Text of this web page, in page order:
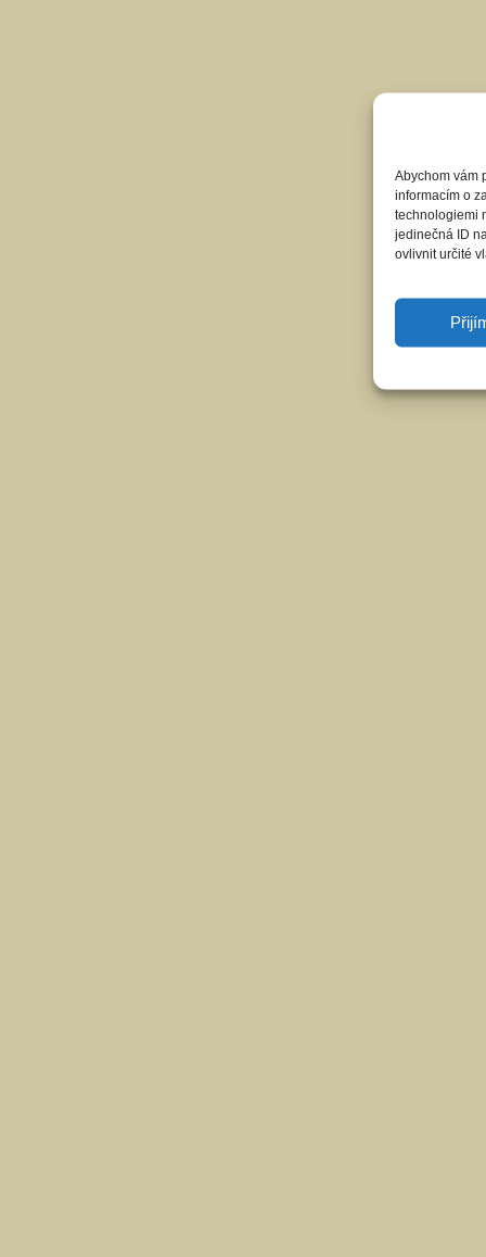
Abychom vám
informacím o
technologiemi
jedinečná ID
ovlivnit určité